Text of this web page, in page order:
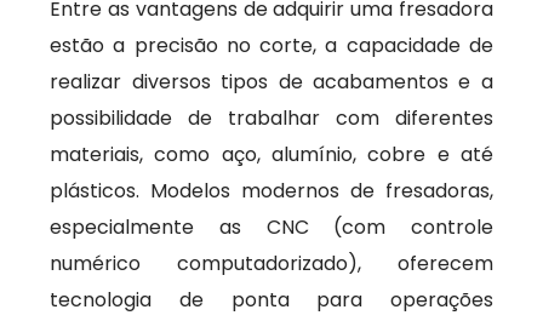
Entre as vantagens de adquirir uma fresadora
estão a precisão no corte, a capacidade de
realizar diversos tipos de acabamentos e a
possibilidade de trabalhar com diferentes
materiais, como aço, alumínio, cobre e até
plásticos. Modelos modernos de fresadoras,
especialmente as CNC (com controle
numérico computadorizado), oferecem
tecnologia de ponta para operações